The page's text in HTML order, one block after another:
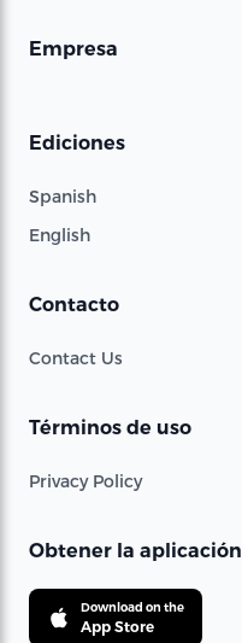
Empresa
Ediciones
Spanish
English
Contacto
Contact Us
Términos de uso
Privacy Policy
Obtener la aplicación
Download on the
App Store